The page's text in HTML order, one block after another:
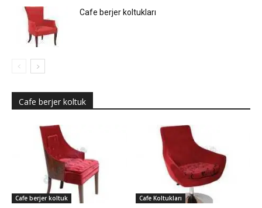
Cafe berjer koltukları
Cafe berjer koltuk
Cafe berjer koltuk Cafe Koltukları